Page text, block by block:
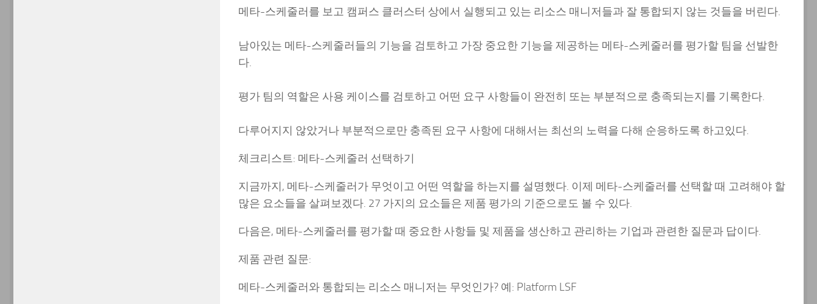
메타-스케줄러를 보고 캠퍼스 클러스터 상에서 실행되고 있는 리소스 매니저들과 잘 통합되지 않는 것들을 버린다.
남아있는 메타-스케줄러들의 기능을 검토하고 가장 중요한 기능을 제공하는 메타-스케줄러를 평가할 팀을 선발한
다.
평가 팀의 역할은 사용 케이스를 검토하고 어떤 요구 사항들이 완전히 또는 부분적으로 충족되는지를 기록한다.
다루어지지 않았거나 부분적으로만 충족된 요구 사항에 대해서는 최선의 노력을 다해 순응하도록 하고있다.
체크리스트: 메타-스케줄러 선택하기
지금까지, 메타-스케줄러가 무엇이고 어떤 역할을 하는지를 설명했다. 이제 메타-스케줄러를 선택할 때 고려해야 할
많은 요소들을 살펴보겠다. 27 가지의 요소들은 제품 평가의 기준으로도 볼 수 있다.
다음은, 메타-스케줄러를 평가할 때 중요한 사항들 및 제품을 생산하고 관리하는 기업과 관련한 질문과 답이다.
제품 관련 질문:
메타-스케줄러와 통합되는 리소스 매니저는 무엇인가? 예: Platform LSF